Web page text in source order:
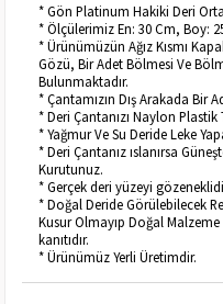
* Gön Platinum Hakiki Deri Orta
* Ölçülerimiz En: 30 Cm, Boy:
* Ürünümüzün Ağız Kısmı
Gözü, Bir Adet Bölmesi Ve
Bulunmaktadır.
* Çantamızın Dış Arakada Bir
* Deri Çantanızı Naylon
* Yağmur Ve Su Deride Leke
* Deri Çantanız ıslanırsa
Kurutunuz.
* Gerçek deri yüzeyi
* Doğal Deride Görülebilecek
Kusur Olmayıp Doğal
kanıtıdır.
* Ürünümüz Yerli Üretimdir.